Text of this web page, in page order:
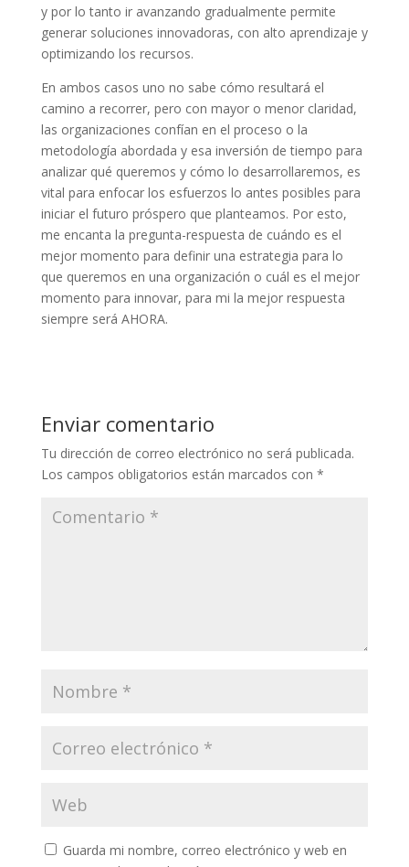
y por lo tanto ir avanzando gradualmente permite
generar soluciones innovadoras, con alto aprendizaje y
optimizando los recursos.
En ambos casos uno no sabe cómo resultará el
camino a recorrer, pero con mayor o menor claridad,
las organizaciones confían en el proceso o la
metodología abordada y esa inversión de tiempo para
analizar qué queremos y cómo lo desarrollaremos, es
vital para enfocar los esfuerzos lo antes posibles para
iniciar el futuro próspero que planteamos. Por esto,
me encanta la pregunta-respuesta de cuándo es el
mejor momento para definir una estrategia para lo
que queremos en una organización o cuál es el mejor
momento para innovar, para mi la mejor respuesta
siempre será AHORA.
Enviar comentario
Tu dirección de correo electrónico no será publicada.
Los campos obligatorios están marcados con *
Guarda mi nombre, correo electrónico y web en